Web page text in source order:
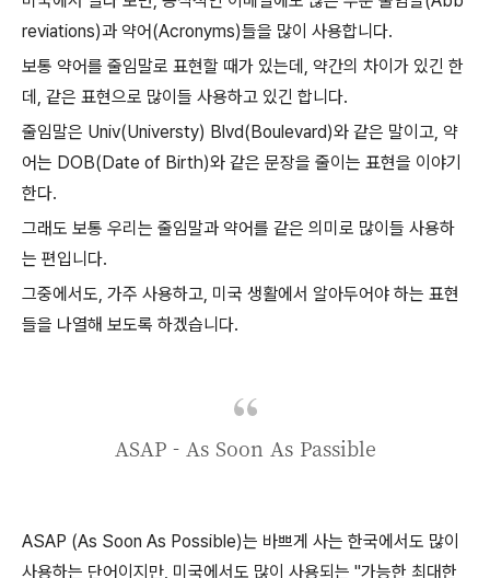
reviations)과 약어(Acronyms)들을 많이 사용합니다.
보통 약어를 줄임말로 표현할 때가 있는데, 약간의 차이가 있긴 한
데, 같은 표현으로 많이들 사용하고 있긴 합니다.
줄임말은 Univ(Universty) Blvd(Boulevard)와 같은 말이고, 약
어는 DOB(Date of Birth)와 같은 문장을 줄이는 표현을 이야기
한다.
그래도 보통 우리는 줄임말과 약어를 같은 의미로 많이들 사용하
는 편입니다.
그중에서도, 가주 사용하고, 미국 생활에서 알아두어야 하는 표현
들을 나열해 보도록 하겠습니다.
ASAP - As Soon As Passible
ASAP (As Soon As Possible)는 바쁘게 사는 한국에서도 많이
사용하는 단어이지만, 미국에서도 많이 사용되는 "가능한 최대한